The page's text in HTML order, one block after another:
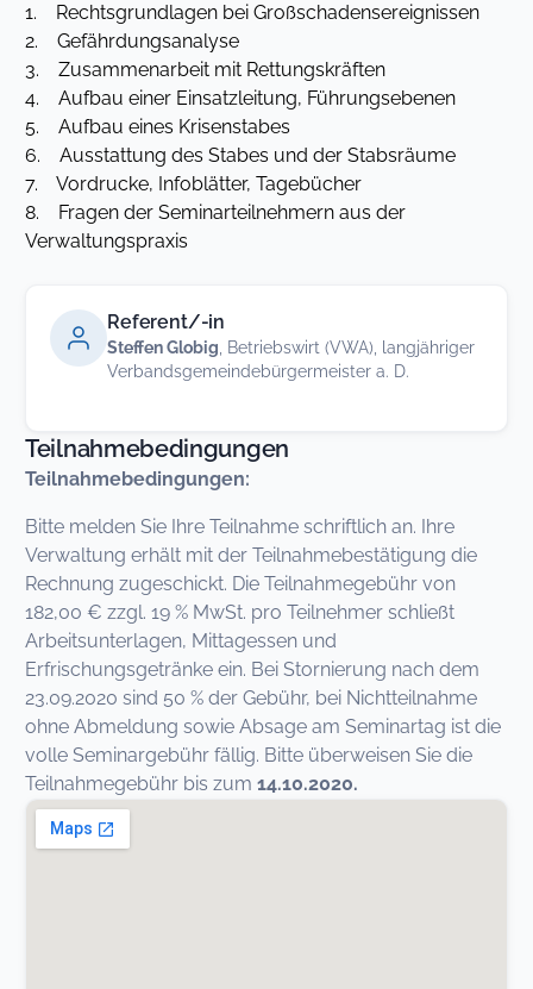
1. Rechtsgrundlagen bei Großschadensereignissen
2. Gefährdungsanalyse
3. Zusammenarbeit mit Rettungskräften
4. Aufbau einer Einsatzleitung, Führungsebenen
5. Aufbau eines Krisenstabes
6. Ausstattung des Stabes und der Stabsräume
7. Vordrucke, Infoblätter, Tagebücher
8. Fragen der Seminarteilnehmern aus der
Verwaltungspraxis
Referent/-in
Steffen Globig , Betriebswirt (VWA), langjähriger
Verbandsgemeindebürgermeister a. D.
Teilnahmebedingungen
Teilnahmebedingungen:
Bitte melden Sie Ihre Teilnahme schriftlich an. Ihre
Verwaltung erhält mit der Teilnahmebestätigung die
Rechnung zugeschickt. Die Teilnahmegebühr von
182,00 € zzgl. 19 % MwSt. pro Teilnehmer schließt
Arbeitsunterlagen, Mittagessen und
Erfrischungsgetränke ein. Bei Stornierung nach dem
23.09.2020 sind 50 % der Gebühr, bei Nichtteilnahme
ohne Abmeldung sowie Absage am Seminartag ist die
volle Seminargebühr fällig. Bitte überweisen Sie die
Teilnahmegebühr bis zum 14.10.2020.